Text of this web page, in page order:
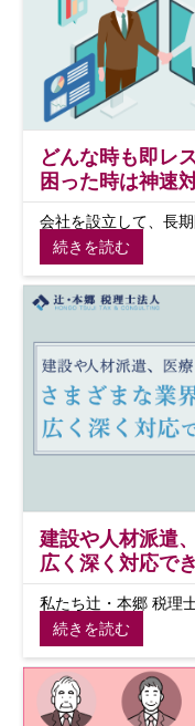
どんな時も即レ
困った時は神速
会社を設立して、長
続きを読む
建設や人材派遣
広く深く対応で
私たち辻・本郷 税理
続きを読む